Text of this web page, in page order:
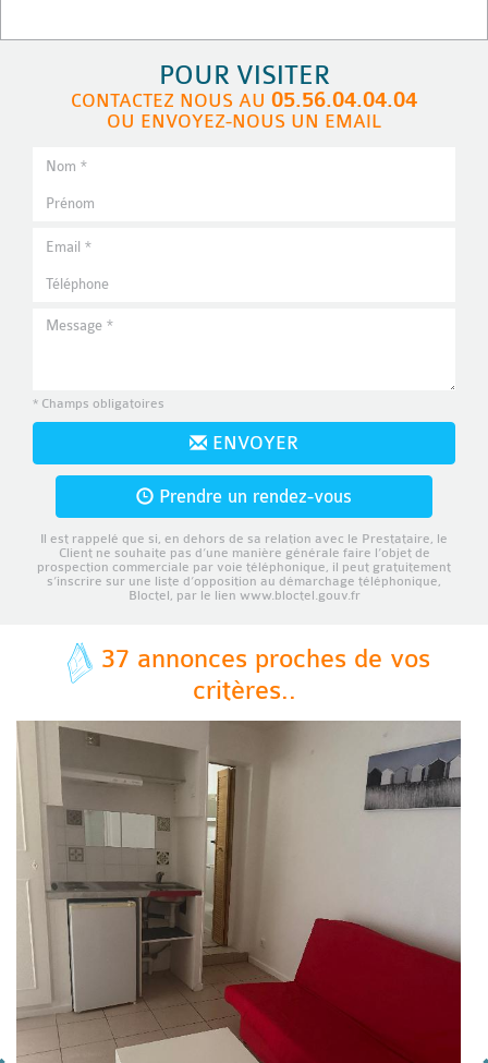
POUR VISITER
CONTACTEZ NOUS AU 05.56.04.04.04
OU ENVOYEZ-NOUS UN EMAIL
* Champs obligatoires
ENVOYER
Prendre un rendez-vous
Il est rappelé que si, en dehors de sa relation avec le Prestataire, le
Client ne souhaite pas d’une manière générale faire l’objet de
prospection commerciale par voie téléphonique, il peut gratuitement
s’inscrire sur une liste d’opposition au démarchage téléphonique,
Bloctel, par le lien www.bloctel.gouv.fr
37 annonces proches de vos
critères..